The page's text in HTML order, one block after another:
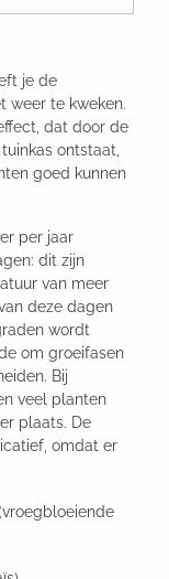
je de
weer te kweken.
dat door de
ontstaat,
goed kunnen
per jaar
dit zijn
van meer
deze dagen
wordt
om groeifasen
Bij
veel planten
plaats. De
omdat er